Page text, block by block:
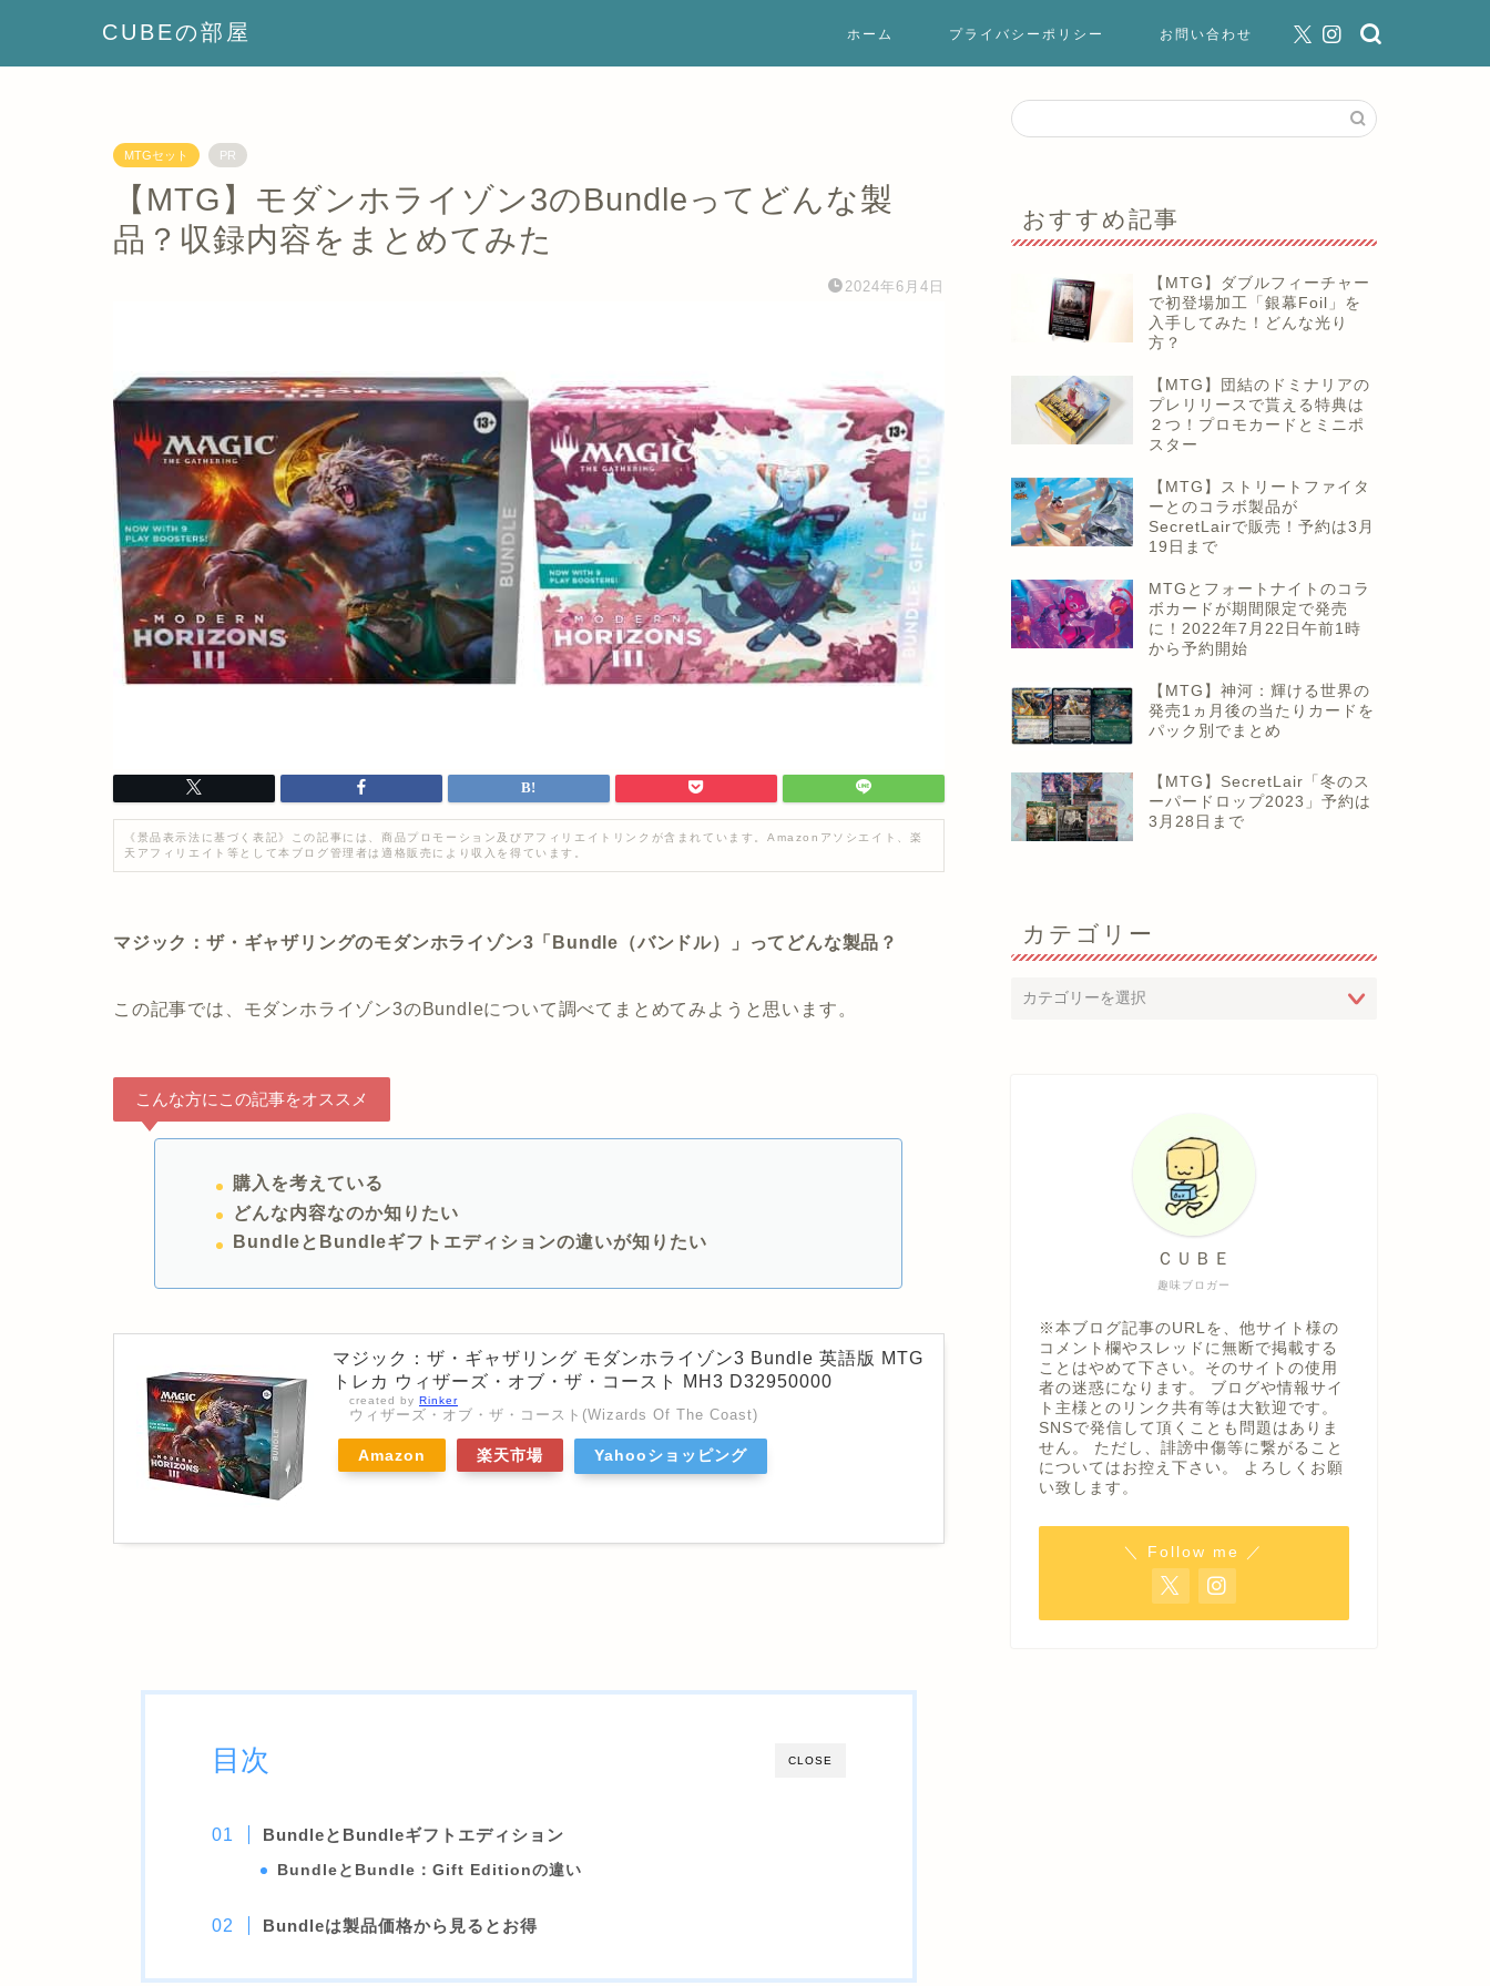
CUBEの部屋 ホーム プライバシーポリシー お問い合わせ
MTGセット PR
【MTG】モダンホライゾン3のBundleってどんな製
品？収録内容をまとめてみた
2024年6月4日
《景品表示法に基づく表記》この記事には、商品プロモーション及びアフィリエイトリンクが含まれています。Amazonアソシエイト、楽
天アフィリエイト等として本ブログ管理者は適格販売により収入を得ています。
マジック：ザ・ギャザリングのモダンホライゾン3「Bundle（バンドル）」ってどんな製品？
この記事では、モダンホライゾン3のBundleについて調べてまとめてみようと思います。
こんな方にこの記事をオススメ
購入を考えている
どんな内容なのか知りたい
BundleとBundleギフトエディションの違いが知りたい
マジック：ザ・ギャザリング モダンホライゾン3 Bundle 英語版 MTG
トレカ ウィザーズ・オブ・ザ・コースト MH3 D32950000
created by Rinker
ウィザーズ・オブ・ザ・コースト(Wizards Of The Coast)
Amazon 楽天市場 Yahooショッピング
CLOSE
目次
BundleとBundleギフトエディション
BundleとBundle：Gift Editionの違い
Bundleは製品価格から見るとお得
おすすめ記事
【MTG】ダブルフィーチャー
で初登場加工「銀幕Foil」を
入手してみた！どんな光り
方？
【MTG】団結のドミナリアの
プレリリースで貰える特典は
２つ！プロモカードとミニポ
スター
【MTG】ストリートファイタ
ーとのコラボ製品が
SecretLairで販売！予約は3月
19日まで
MTGとフォートナイトのコラ
ボカードが期間限定で発売
に！2022年7月22日午前1時
から予約開始
【MTG】神河：輝ける世界の
発売1ヵ月後の当たりカードを
パック別でまとめ
【MTG】SecretLair「冬のス
ーパードロップ2023」予約は
3月28日まで
カテゴリー
趣味ブロガー
ＣＵＢＥ
※本ブログ記事のURLを、他サイト様の
コメント欄やスレッドに無断で掲載する
ことはやめて下さい。そのサイトの使用
者の迷惑になります。 ブログや情報サイ
ト主様とのリンク共有等は大歓迎です。
SNSで発信して頂くことも問題はありま
せん。 ただし、誹謗中傷等に繋がること
についてはお控え下さい。 よろしくお願
い致します。
＼ Follow me ／